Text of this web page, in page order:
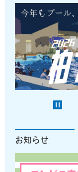
お知らせ